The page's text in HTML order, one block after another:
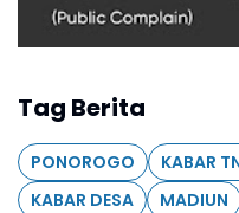
Tag Berita
PONOROGO KABAR
KABAR DESA
MADIUN